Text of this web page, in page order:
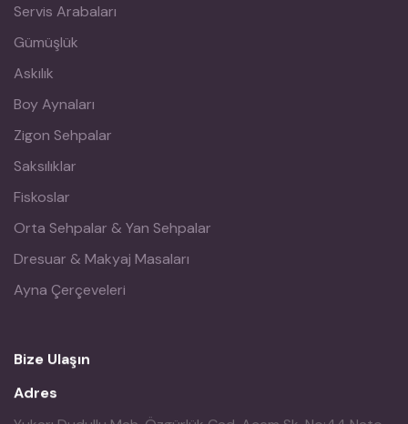
Servis Arabaları
Gümüşlük
Askılık
Boy Aynaları
Zigon Sehpalar
Saksılıklar
Fiskoslar
Orta Sehpalar & Yan Sehpalar
Dresuar & Makyaj Masaları
Ayna Çerçeveleri
Bize Ulaşın
Adres